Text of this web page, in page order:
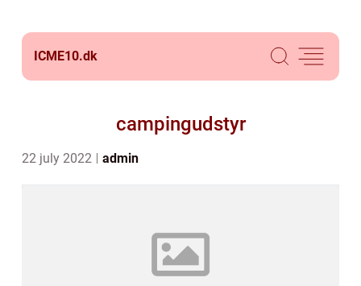
ICME10.dk
campingudstyr
22 july 2022 admin